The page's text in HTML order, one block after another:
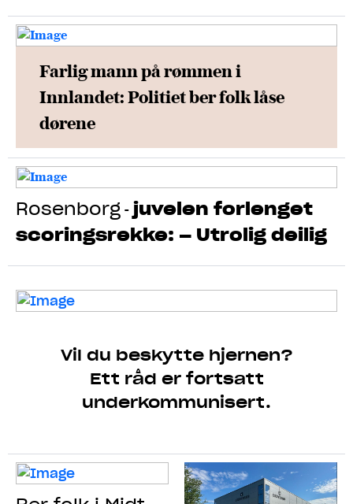
Farlig mann på rømmen i
Innlandet: Politiet ber folk låse
dørene
Rosenborg - juvelen forlenget
scoringsrekke: – Utrolig deilig
Vil du beskytte hjernen?
Ett råd er fortsatt
underkommunisert.